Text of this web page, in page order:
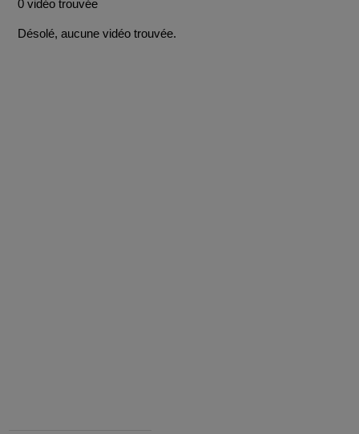
0 vidéo trouvée
Désolé, aucune vidéo trouvée.